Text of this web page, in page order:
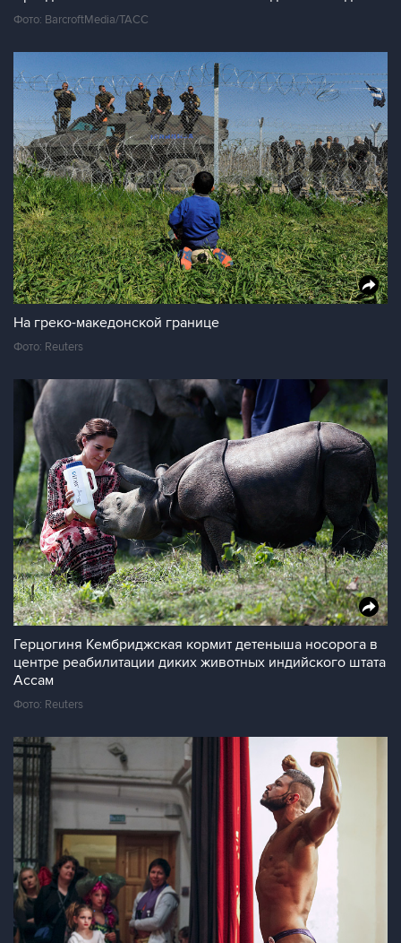
Фото: BarcroftMedia/ТАСС
На греко-македонской границе
Фото: Reuters
Герцогиня Кембриджская кормит детеныша носорога в
центре реабилитации диких животных индийского штата
Ассам
Фото: Reuters